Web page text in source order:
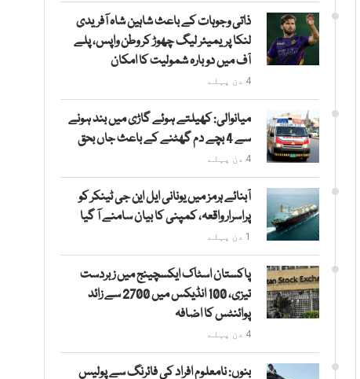
ذاتی وجوہات کے باعث شاہین شاہ آفریدی
لنکا پریمیئر لیگ چھوڑ کر وطن واپس، پلے
آف میں دوبارہ شمولیت کا امکان
4 دن پہلے
میانوالی: کھیلتے ہوئے گاڑی میں بند ہونے
سے 4 بچے دم گھٹنے کے باعث جاں بحق
4 دن پہلے
آبنائے ہرمز میں یونانی ایل این جی ٹینکر کو
پراسرار واقعہ، کمپنی کا بیان سامنے آ گیا
1 دن پہلے
پاکستان اسٹاک ایکسچینج میں زبردست
تیزی، 100 انڈیکس میں 2700 سے زائد
پوائنٹس کا اضافہ
4 دن پہلے
بنوں: نامعلوم افراد کی فائرنگ سے پولیس